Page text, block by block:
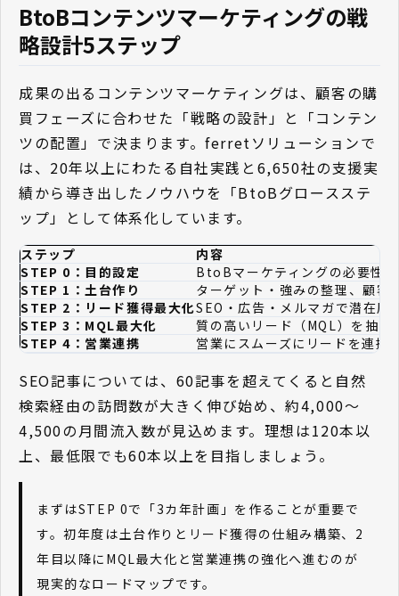
BtoBコンテンツマーケティングの戦
略設計5ステップ
成果の出るコンテンツマーケティングは、顧客の購
買フェーズに合わせた「戦略の設計」と「コンテン
ツの配置」で決まります。ferretソリューションで
は、20年以上にわたる自社実践と6,650社の支援実
績から導き出したノウハウを「BtoBグロースステ
ップ」として体系化しています。
ステップ
内容
STEP 0：目的設定
BtoBマーケティングの必要性
STEP 1：土台作り
ターゲット・強みの整理、顧客
STEP 2：リード獲得最大化SEO・広告・メルマガで潜在層
STEP 3：MQL最大化
質の高いリード（MQL）を抽
STEP 4：営業連携
営業にスムーズにリードを連携
SEO記事については、60記事を超えてくると自然
検索経由の訪問数が大きく伸び始め、約4,000〜
4,500の月間流入数が見込めます。理想は120本以
上、最低限でも60本以上を目指しましょう。
まずはSTEP 0で「3カ年計画」を作ることが重要で
す。初年度は土台作りとリード獲得の仕組み構築、2
年目以降にMQL最大化と営業連携の強化へ進むのが
現実的なロードマップです。